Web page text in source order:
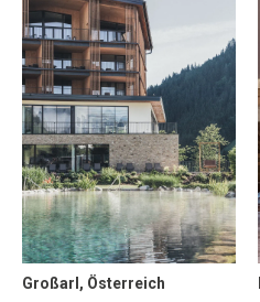
Großarl, Österreich